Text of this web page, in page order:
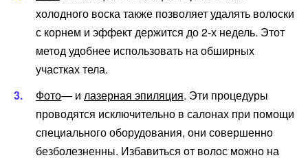
холодного воска также позволяет удалять волоски
с корнем и эффект держится до 2-х недель. Этот
метод удобнее использовать на обширных
участках тела.
Фото— и лазерная эпиляция. Эти процедуры
проводятся исключительно в салонах при помощи
специального оборудования, они совершенно
безболезненны. Избавиться от волос можно на